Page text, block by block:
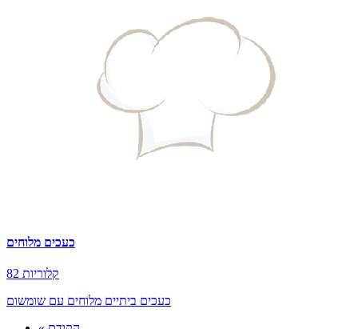
כעכים מלוחים
82 קלוריות
כעכים ביתיים מלוחים עם שומשום